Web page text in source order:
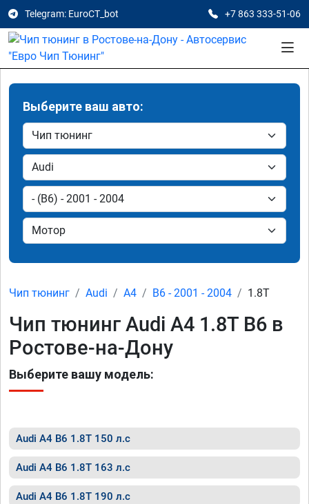
Telegram: EuroCT_bot +7 863 333-51-06
Выберите ваш авто:
Чип тюнинг Audi A4 B6 - 2001 - 2004 1.8T
Чип тюнинг Audi A4 1.8T B6 в
Ростове-на-Дону
Выберите вашу модель:
Audi A4 B6 1.8T 150 л.с
Audi A4 B6 1.8T 163 л.с
Audi A4 B6 1.8T 190 л.с